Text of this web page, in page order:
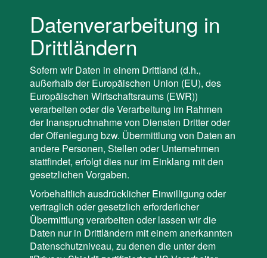
Datenverarbeitung in
Drittländern
Sofern wir Daten in einem Drittland (d.h.,
außerhalb der Europäischen Union (EU), des
Europäischen Wirtschaftsraums (EWR))
verarbeiten oder die Verarbeitung im Rahmen
der Inanspruchnahme von Diensten Dritter oder
der Offenlegung bzw. Übermittlung von Daten an
andere Personen, Stellen oder Unternehmen
stattfindet, erfolgt dies nur im Einklang mit den
gesetzlichen Vorgaben.
Vorbehaltlich ausdrücklicher Einwilligung oder
vertraglich oder gesetzlich erforderlicher
Übermittlung verarbeiten oder lassen wir die
Daten nur in Drittländern mit einem anerkannten
Datenschutzniveau, zu denen die unter dem